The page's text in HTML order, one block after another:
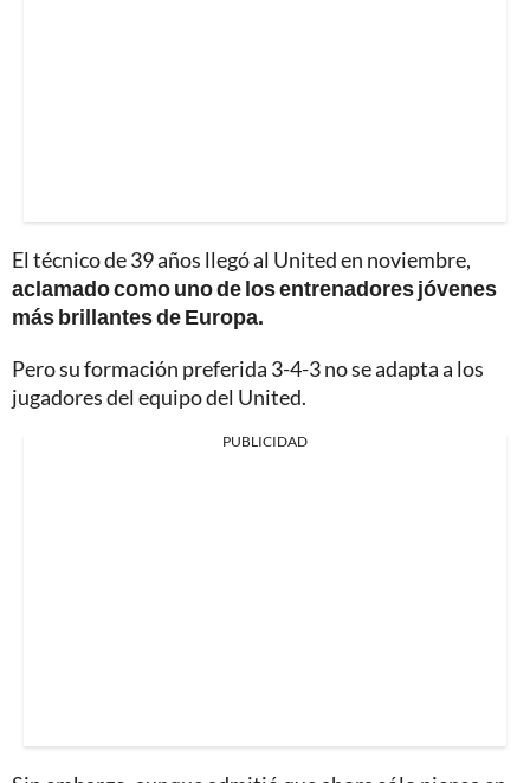
El técnico de 39 años llegó al United en noviembre,
aclamado como uno de los entrenadores jóvenes
más brillantes de Europa.
Pero su formación preferida 3-4-3 no se adapta a los
jugadores del equipo del United.
PUBLICIDAD